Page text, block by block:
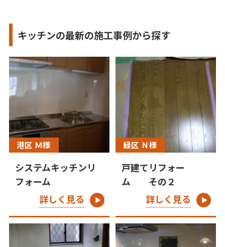
キッチンの最新の施工事例から探す
港区 Ｍ様
システムキッチンリ
フォーム
詳しく見る
緑区 Ｎ様
戸建てリフォー
ム その２
詳しく見る